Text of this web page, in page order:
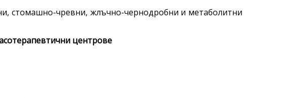
стомашно-чревни, жлъчно-чернодробни и метаболитни
центрове